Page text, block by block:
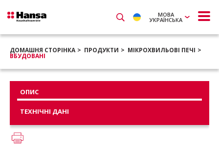
МОВА
УКРАЇНСЬКА
ДОМАШНЯ СТОРІНКА ПРОДУКТИ МІКРОХВИЛЬОВІ ПЕЧІ
ВБУДОВАНІ
ОПИС
ТЕХНІЧНІ ДАНІ